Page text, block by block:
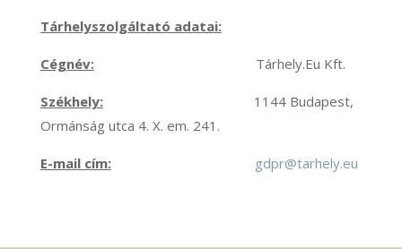
Tárhelyszolgáltató adatai:
Cégnév:Tárhely.Eu Kft.
Székhely:1144 Budapest,
Ormánság utca 4. X. em. 241.
E-mail cím: gdpr@tarhely.eu